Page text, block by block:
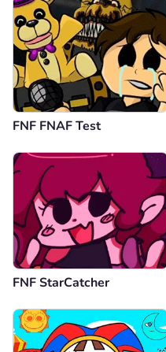
FNF FNAF Test
FNF StarCatcher